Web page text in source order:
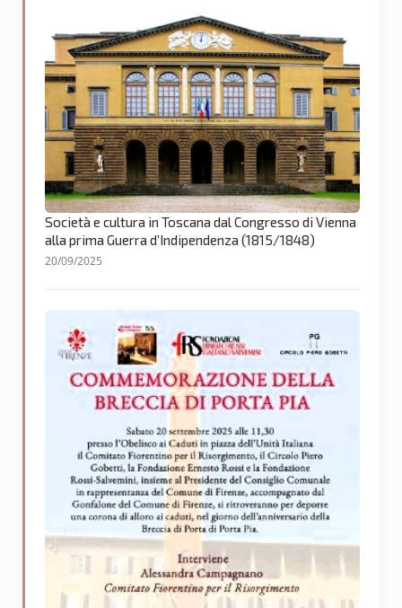
Società e cultura in Toscana dal Congresso di Vienna
alla prima Guerra d’Indipendenza (1815/1848)
20/09/2025